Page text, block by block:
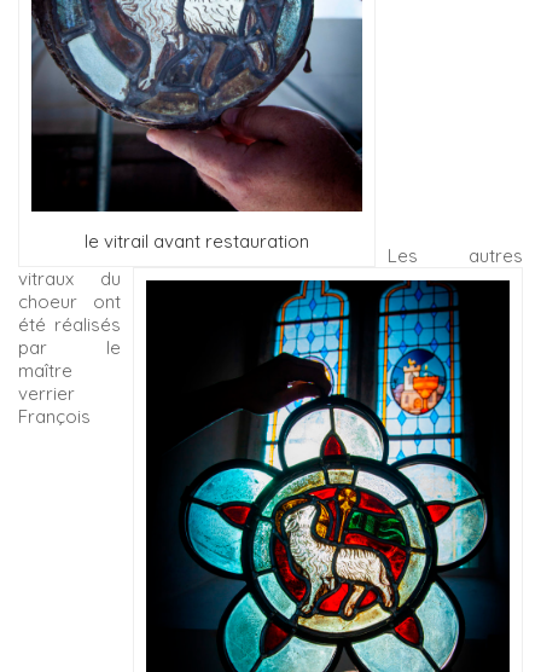
le vitrail avant restauration
Les autres
vitraux du
choeur ont
été réalisés
par le
maître
verrier
François